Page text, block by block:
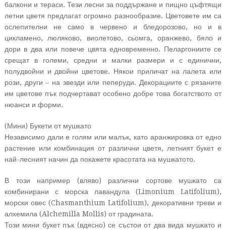
балкони и тераси. Тези лесни за поддържане и пищно цъфтящи
летни цветя предлагат огромно разнообразие. Цветовете им са
ослепителни не само в червено и бледорозово, но и в
цикламено, люляково, виолетово, сьомга, оранжево, бяло и
дори в два или повече цвята едновременно. Пеларгониите се
срещат в големи, средни и малки размери и с единични,
полудвойни и двойни цветове. Някои приличат на лалета или
рози, други – на звезди или пеперуди. Декорациите с рязаните
им цветове пък подчертават особено добре това богатството от
нюанси и форми.
(Мини) Букети от мушкато
Независимо дали е голям или малък, като аранжировка от едно
растение или комбинация от различни цветя, летният букет е
най-лесният начин да покажете красотата на мушкатото.
В този например (вляво) различни сортове мушкато са
комбинирани с морска лавандула (Limonium Latifolium),
морски овес (Chasmanthium Latifolium), декоративни треви и
алхемила (Alchemilla Mollis) от градината.
Този мини букет пък (вдясно) се състои от два вида мушкато и